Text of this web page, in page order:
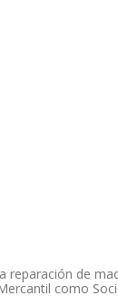
reparación de
como